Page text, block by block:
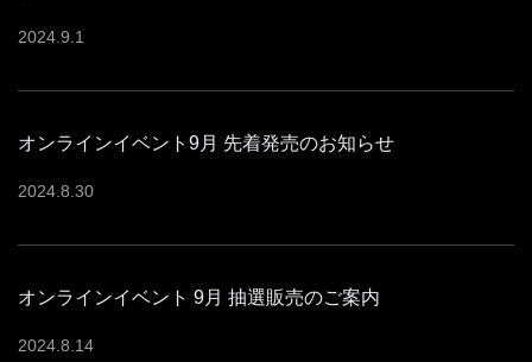
2024 9 1
オンラインイベント9月 先着発売のお知らせ
2024 8 30
オンラインイベント 9月 抽選販売のご案内
2024 8 14